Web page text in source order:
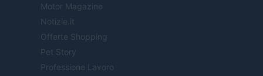
Motor Magazine
Notizie.it
Offerte Shopping
Pet Story
Professione Lavoro